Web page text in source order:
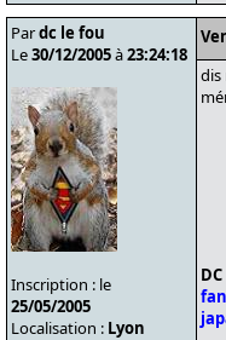
Pardc le fou
Le30/12/2005à23:24:18
Inscription : le
25/05/2005
Localisation : Lyon
dis